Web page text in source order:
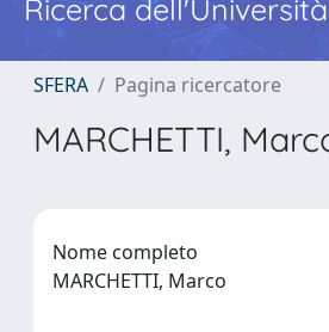
Ricerca
SFERA Pagina ricercatore
MARCHETTI,
Nome completo
MARCHETTI, Marco